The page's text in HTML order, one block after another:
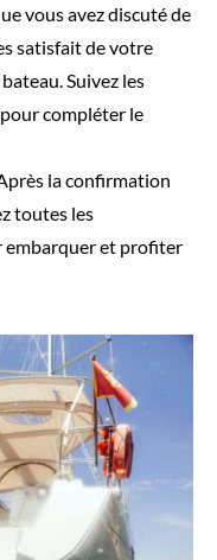
vous avez discuté de
satisfait de votre
Suivez les
compléter le
la confirmation
toutes les
embarquer et profiter